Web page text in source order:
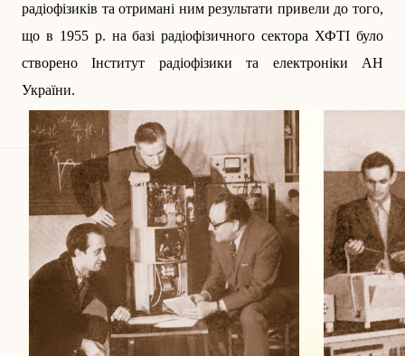
радіофізиків та отримані ним результати привели до того,
що в 1955 р. на базі радіофізичного сектора ХФТІ було
створено Інститут радіофізики та електроніки АН
України.